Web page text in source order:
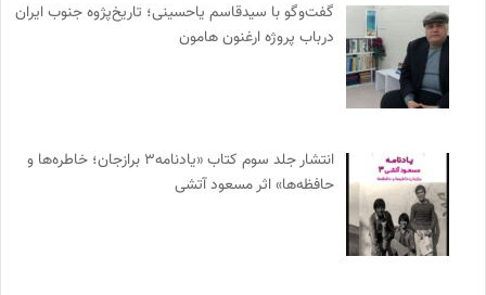
گفت‌وگو با سیدقاسم یاحسینی؛ تاریخ‌پژوه جنوب ایران
درباب پروژه ارغنون هامون
انتشار جلد سوم کتاب «یادنامه۳ برازجان؛ خاطره‌ها و
حافظه‌ها» اثر مسعود آتشی